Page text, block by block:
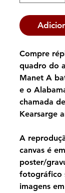
Compre
quadro do
Manet A
e o
chamada
Kearsarge
A
canvas é
poster/
fotográfico
imagens